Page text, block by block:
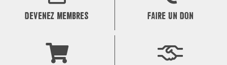
DEVENEZ MEMBRES FAIRE UN DON